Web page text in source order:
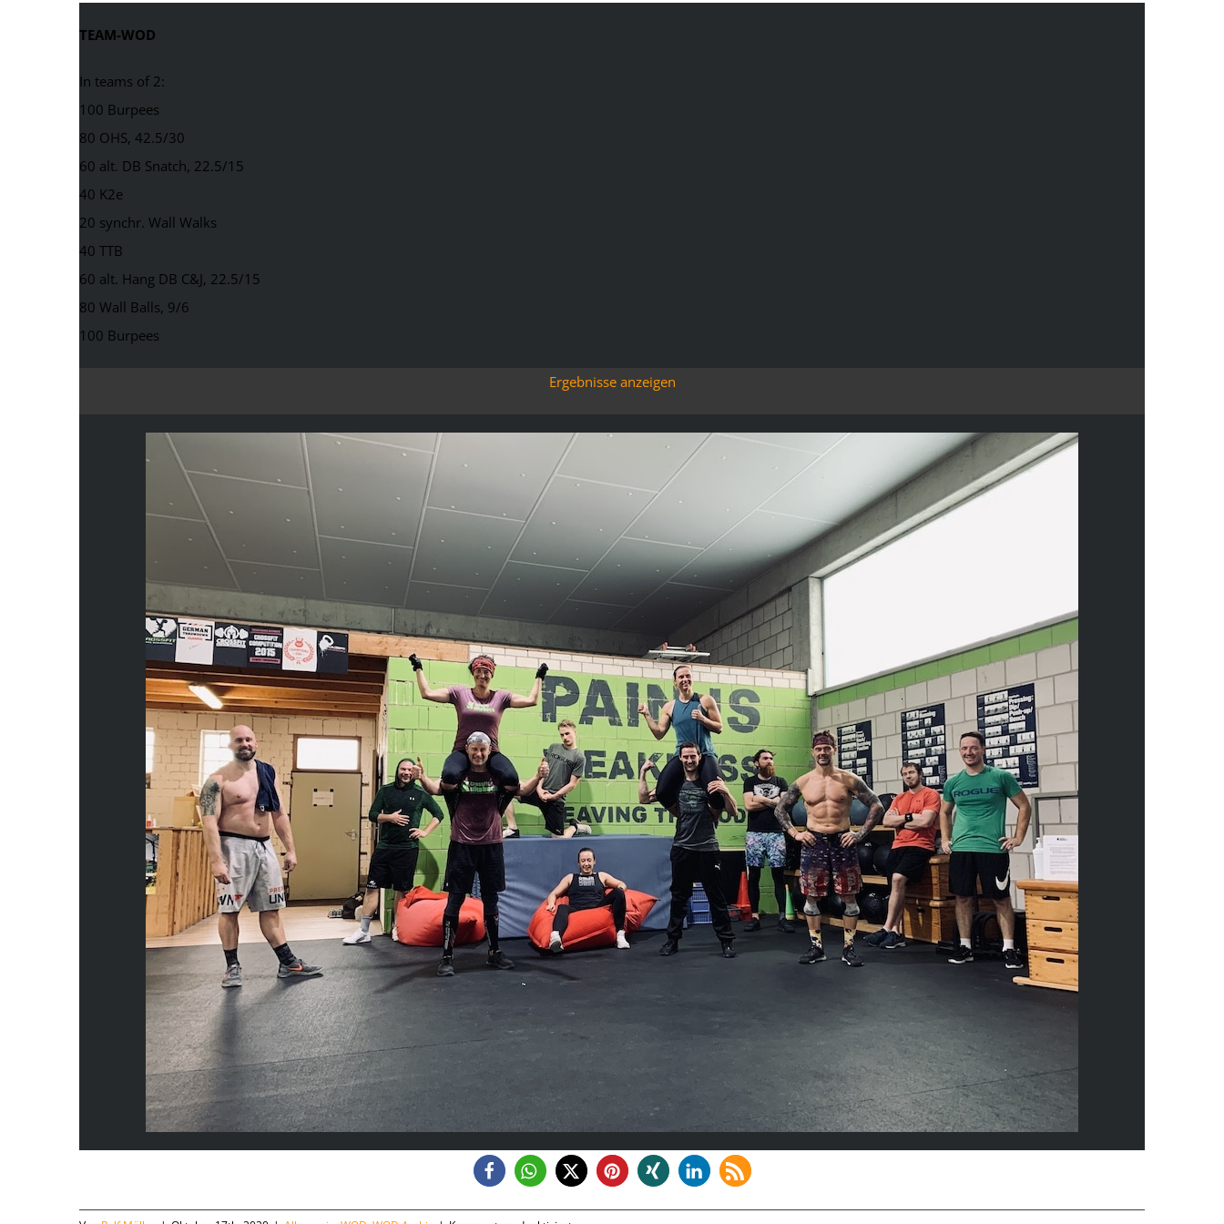
TEAM-WOD
In teams of 2:
100 Burpees
80 OHS, 42.5/30
60 alt. DB Snatch, 22.5/15
40 K2e
20 synchr. Wall Walks
40 TTB
60 alt. Hang DB C&J, 22.5/15
80 Wall Balls, 9/6
100 Burpees
Ergebnisse anzeigen